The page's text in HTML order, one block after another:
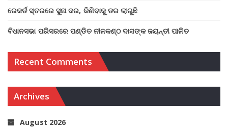
ରେକର୍ଡ ସ୍ତରରେ ସୁନା ଦର, କିଣିବାକୁ ଡର ଲାଗୁଛି
ବିଧାନସଭା ପରିସରରେ ପଣ୍ଡିତ ନୀଳକଣ୍ଠ ଦାସଙ୍କ ଜୟନ୍ତୀ ପାଳିତ
Recent Comments
Archives
August 2026